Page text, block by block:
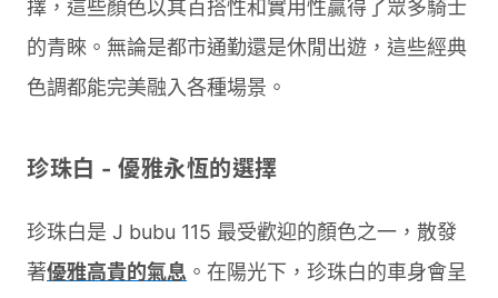
擇，這些顏色以其百搭性和實用性贏得了眾多騎士
的青睞。無論是都市通勤還是休閒出遊，這些經典
色調都能完美融入各種場景。
珍珠白 - 優雅永恆的選擇
珍珠白是 J bubu 115 最受歡迎的顏色之一，散發
著優雅高貴的氣息 。在陽光下，珍珠白的車身會呈